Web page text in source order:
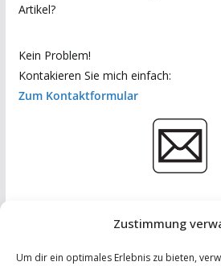
Zustimmung
Um dir ein optimales Erlebnis zu bieten,
Artikel?
Kein Problem!
Kontakieren Sie mich einfach:
Zum Kontaktformular